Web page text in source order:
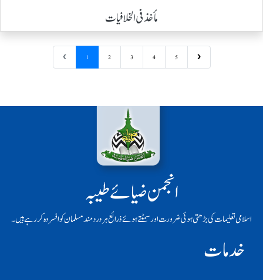
مأخذ فی الخلافیات
❮ 1 2 3 4 5 ❯
انجمن ضیائے طیبہ
اسلامی تعلیمات کی بڑھتی ہوئی ضرورت اور سمٹتے ہوئے ذرائع ہر دردمند مسلمان کو افسردہ کر رہے ہیں۔
خدمات